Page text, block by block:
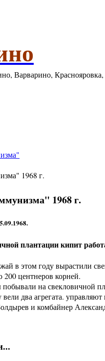
Варварино,
1968 г.
1968 г.
плантации кипит
в этом году вырастили
200 центнеров корней.
побывали на свекловичной
вели два агрегата.
и комбайнер